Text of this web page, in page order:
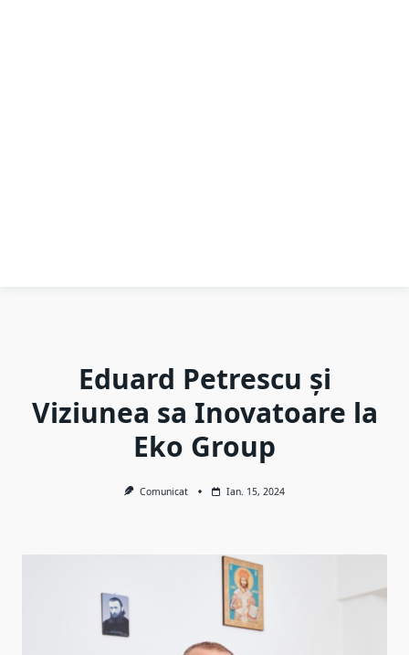
Eduard Petrescu și
Viziunea sa Inovatoare la
Eko Group
Comunicat Ian. 15, 2024